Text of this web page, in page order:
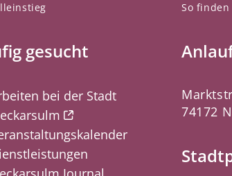
gesucht
bei der Stadt
So finden
74172